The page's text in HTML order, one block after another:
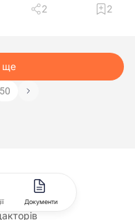
2 2
ще
50
Документи